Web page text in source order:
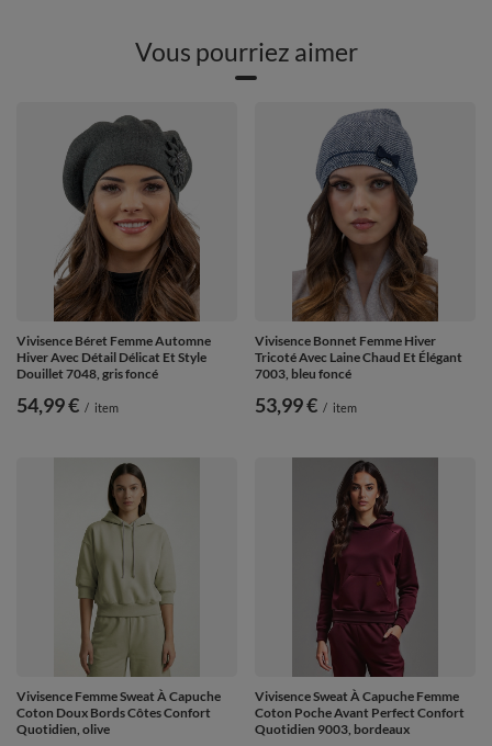
Vous pourriez aimer
Vivisence Béret Femme Automne
Hiver Avec Détail Délicat Et Style
Douillet 7048, gris foncé
54,99 € / item
Vivisence Bonnet Femme Hiver
Tricoté Avec Laine Chaud Et Élégant
7003, bleu foncé
53,99 € / item
Vivisence Femme Sweat À Capuche
Coton Doux Bords Côtes Confort
Quotidien, olive
Vivisence Sweat À Capuche Femme
Coton Poche Avant Perfect Confort
Quotidien 9003, bordeaux